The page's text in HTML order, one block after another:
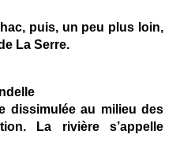
puis, un peu plus loin,
La Serre.
dissimulée au milieu des
La rivière s’appelle